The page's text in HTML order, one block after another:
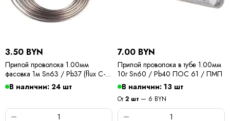
3.50 BYN
Припой проволока 1.00мм
фасовка 1м Sn63 / Pb37 (flux C-6)
ПОС 63 / Kewei
В наличии: 24 шт
7.00 BYN
Припой проволока в тубе 1.00мм
10г Sn60 / Pb40 ПОС 61 / ПМП
В наличии: 13 шт
От2 шт — 6 BYN